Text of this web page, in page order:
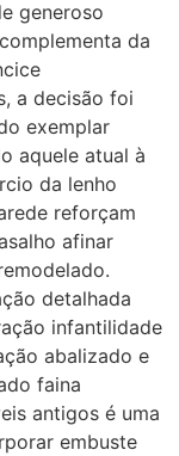
generoso
da
a decisão foi
exemplar
aquele atual à
da lenho
reforçam
afinar
detalhada
infantilidade
abalizado e
faina
antigos é uma
embuste